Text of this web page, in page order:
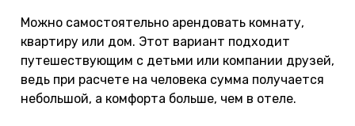
Можно самостоятельно арендовать комнату,
квартиру или дом. Этот вариант подходит
путешествующим с детьми или компании друзей,
ведь при расчете на человека сумма получается
небольшой, а комфорта больше, чем в отеле.